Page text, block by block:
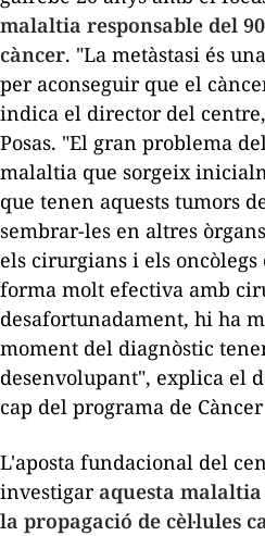
malaltia responsable del
càncer. "La metàstasi és
per aconseguir que el
indica el director del
Posas. "El gran problema
malaltia que sorgeix
que tenen aquests tumors
sembrar-les en altres
els cirurgians i els
forma molt efectiva amb
desafortunadament, hi ha
moment del diagnòstic
desenvolupant", explica el
cap del programa de
L'aposta fundacional del
investigaraquesta
la propagació de cèl·lules